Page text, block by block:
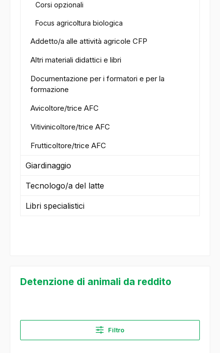
Corsi opzionali
Focus agricoltura biologica
Addetto/a alle attività agricole CFP
Altri materiali didattici e libri
Documentazione per i formatori e per la
formazione
Avicoltore/trice AFC
Vitivinicoltore/trice AFC
Frutticoltore/trice AFC
Giardinaggio
Tecnologo/a del latte
Libri specialistici
Detenzione di animali da reddito
Filtro